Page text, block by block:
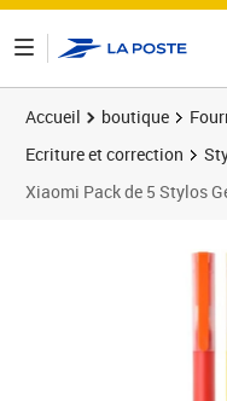
Accueil boutique
Ecriture et correction
Xiaomi Pack de 5 Stylos